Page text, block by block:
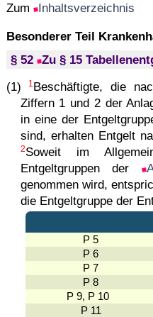
Zum Inhaltsverzeichnis
Besonderer Teil
§ 52 Zu § 15
(1)
1 Beschäftigte, die
Ziffern 1 und 2 der
in eine der
sind, erhalten Entgelt
2Soweit im
Entgeltgruppen der
genommen wird,
die Entgeltgruppe der
P 5
P 6
P 7
P 8
P 9, P 10
P 11